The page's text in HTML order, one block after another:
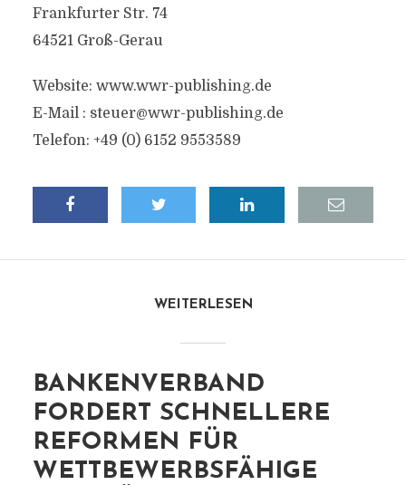
Frankfurter Str. 74
64521 Groß-Gerau
Website: www.wwr-publishing.de
E-Mail : steuer@wwr-publishing.de
Telefon: +49 (0) 6152 9553589
WEITERLESEN
BANKENVERBAND
FORDERT SCHNELLERE
REFORMEN FÜR
WETTBEWERBSFÄHIGE